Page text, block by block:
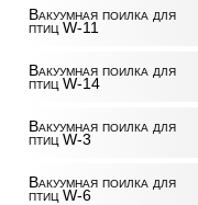
Вакуумная поилка для
птиц W-11
Вакуумная поилка для
птиц W-14
Вакуумная поилка для
птиц W-3
Вакуумная поилка для
птиц W-6